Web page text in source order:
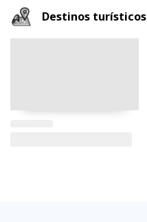
Destinos turísticos